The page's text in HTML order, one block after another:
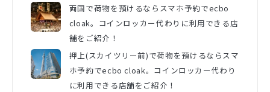
両国で荷物を預けるならスマホ予約でecbo
cloak。コインロッカー代わりに利用できる店
舗をご紹介！
押上(スカイツリー前)で荷物を預けるならスマ
ホ予約でecbo cloak。コインロッカー代わり
に利用できる店舗をご紹介！